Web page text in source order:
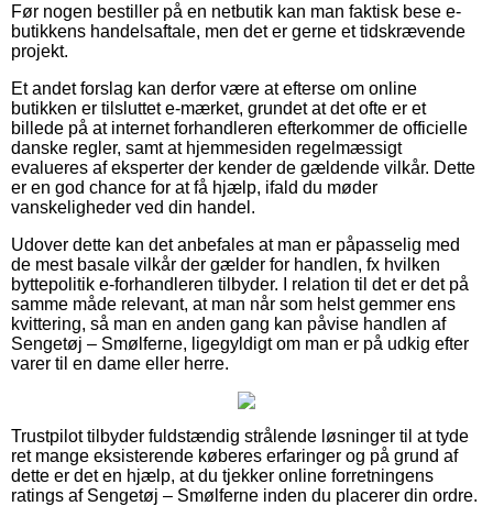
Før nogen bestiller på en netbutik kan man faktisk bese e-
butikkens handelsaftale, men det er gerne et tidskrævende
projekt.
Et andet forslag kan derfor være at efterse om online
butikken er tilsluttet e-mærket, grundet at det ofte er et
billede på at internet forhandleren efterkommer de officielle
danske regler, samt at hjemmesiden regelmæssigt
evalueres af eksperter der kender de gældende vilkår. Dette
er en god chance for at få hjælp, ifald du møder
vanskeligheder ved din handel.
Udover dette kan det anbefales at man er påpasselig med
de mest basale vilkår der gælder for handlen, fx hvilken
byttepolitik e-forhandleren tilbyder. I relation til det er det på
samme måde relevant, at man når som helst gemmer ens
kvittering, så man en anden gang kan påvise handlen af
Sengetøj – Smølferne, ligegyldigt om man er på udkig efter
varer til en dame eller herre.
Trustpilot tilbyder fuldstændig strålende løsninger til at tyde
ret mange eksisterende køberes erfaringer og på grund af
dette er det en hjælp, at du tjekker online forretningens
ratings af Sengetøj – Smølferne inden du placerer din ordre.